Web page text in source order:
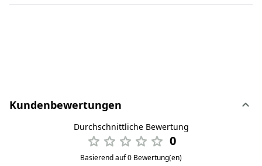
Kundenbewertungen
Durchschnittliche Bewertung
0
Basierend auf 0 Bewertung(en)